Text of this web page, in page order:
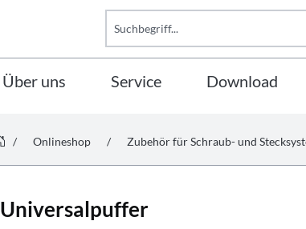
Über uns Service Download
/ Onlineshop / Zubehör für Schraub- und
Universalpuffer